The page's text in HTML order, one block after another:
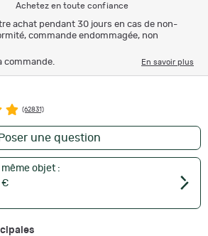
Achetez en toute confiance
achat pendant 30 jours en cas de non-
commande endommagée, non
commande.
En savoir plus
(62831)
Poser une question
objet :
€